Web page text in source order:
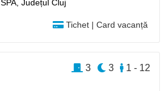
SPA, Județul Cluj
Tichet | Card vacanță
1 - 12
3
3